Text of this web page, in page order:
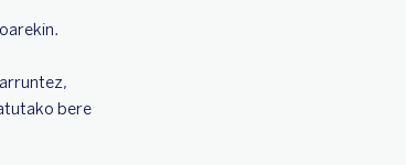
bere